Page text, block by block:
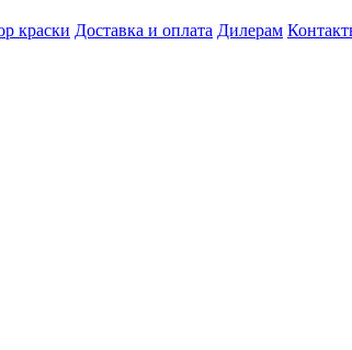
краски Доставка и оплата Дилерам